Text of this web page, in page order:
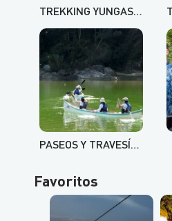
TREKKING YUNGAS: BARITÚ, PARQUE NACIONAL BARITÍU Y AGUAS TERMALES DE LIPEO – LOS TOLDOS
PASEOS Y TRAVESÍAS EN CANOAS POR EL BERMEJO
Favoritos